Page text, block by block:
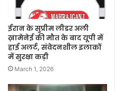
ईरान के सुप्रीम लीडर अली
ख़ामेनेई की मौत के बाद यूपी में
हाई अलर्ट, संवेदनशील इलाकों
में सुरक्षा कड़ी
March 1, 2026